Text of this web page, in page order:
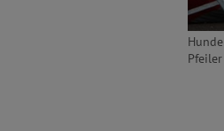
Pfeiler